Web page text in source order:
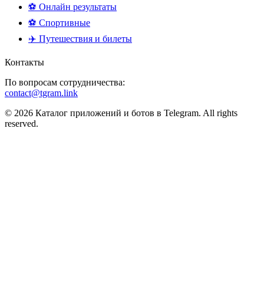
⚽ Онлайн результаты
⚽ Спортивные
✈️ Путешествия и билеты
Контакты
По вопросам сотрудничества:
contact@tgram.link
© 2026 Каталог приложений и ботов в Telegram. All rights
reserved.